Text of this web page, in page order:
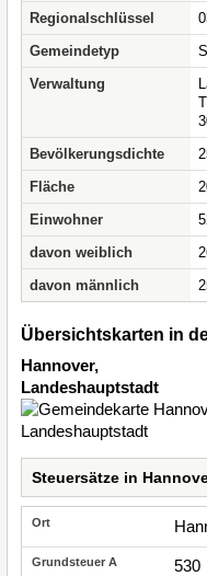
Regionalschlüssel
Gemeindetyp
Verwaltung
Bevölkerungsdichte
Fläche
Einwohner
davon weiblich
davon männlich
Übersichtskarten in
Hannover,
Landeshauptstadt
Steuersätze in
530